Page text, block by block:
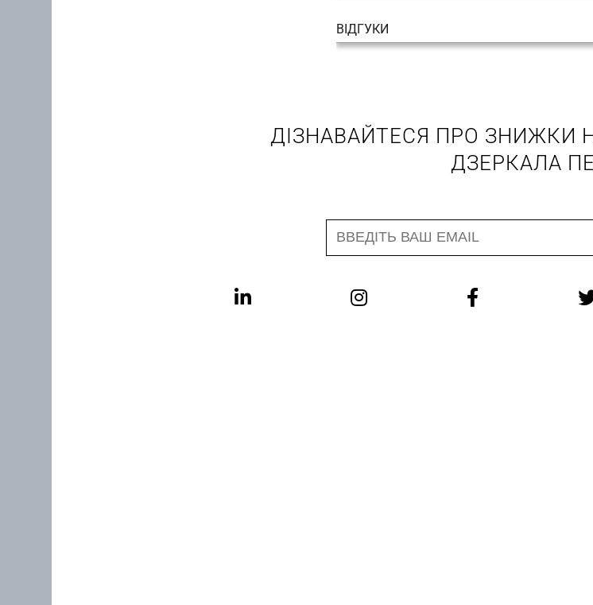
ВІДГУКИ
ДІЗНАВАЙТЕСЯ ПРО ЗНИЖКИ
ДЗЕРКАЛА